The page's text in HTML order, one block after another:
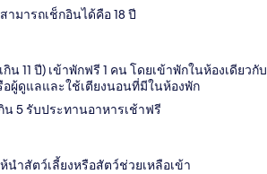
มารถเช็กอินได้คือ 18 ปี
กิน 11 ปี) เข้าพักฟรี 1 คน โดยเข้าพักในห้องเดียวกับ
อผู้ดูแลและใช้เตียงนอนที่มีในห้องพัก
น 5 รับประทานอาหารเช้าฟรี
นำสัตว์เลี้ยงหรือสัตว์ช่วยเหลือเข้า